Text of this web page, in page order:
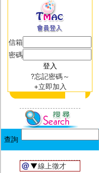
信箱
密碼
?忘記密碼～
+立即加入
▼線上徵才